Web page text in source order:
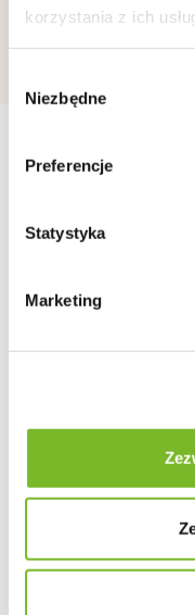
korzystania z ich
zgody
Niezbędne
Preferencje
Statystyka
Marketing
14
i